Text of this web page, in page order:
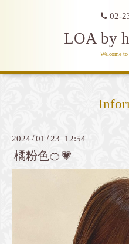
02-
LOA by
Welcome to
2024 /01 / 23 12:54
橘粉色🍊💗